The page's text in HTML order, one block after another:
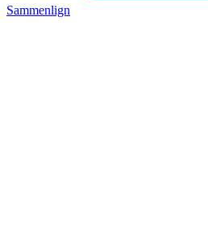
Sammenlign